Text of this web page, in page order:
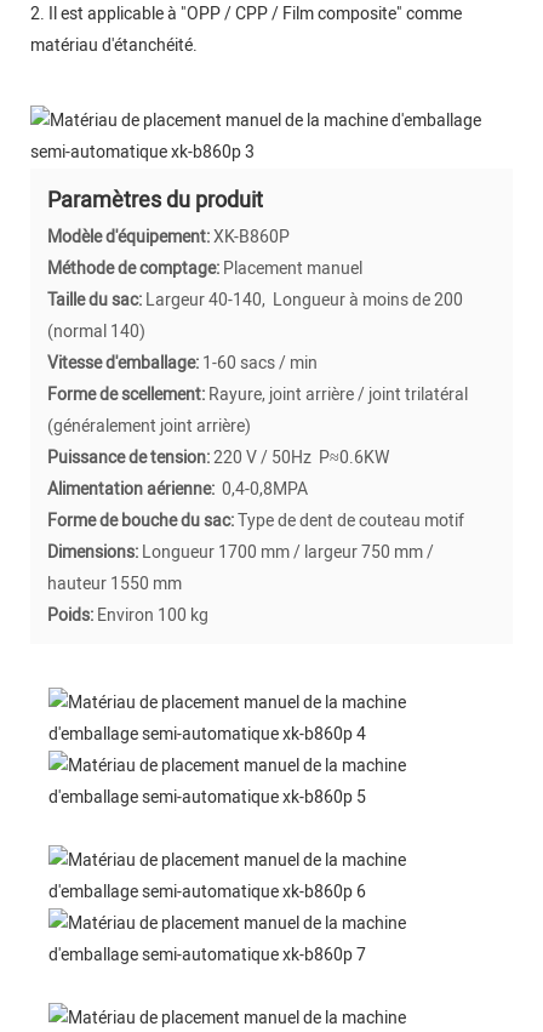
2. Il est applicable à "OPP / CPP / Film composite" comme
matériau d'étanchéité.
Paramètres du produit
Modèle d'équipement:XK-B860P
Méthode de comptage:Placement manuel
Taille du sac:Largeur 40-140, Longueur à moins de 200
(normal 140)
Vitesse d'emballage:1-60 sacs / min
Forme de scellement:Rayure, joint arrière / joint trilatéral
(généralement joint arrière)
Puissance de tension:220 V / 50Hz P≈0.6KW
Alimentation aérienne: 0,4-0,8MPA
Forme de bouche du sac:Type de dent de couteau motif
Dimensions:Longueur 1700 mm / largeur 750 mm /
hauteur 1550 mm
Poids:Environ 100 kg